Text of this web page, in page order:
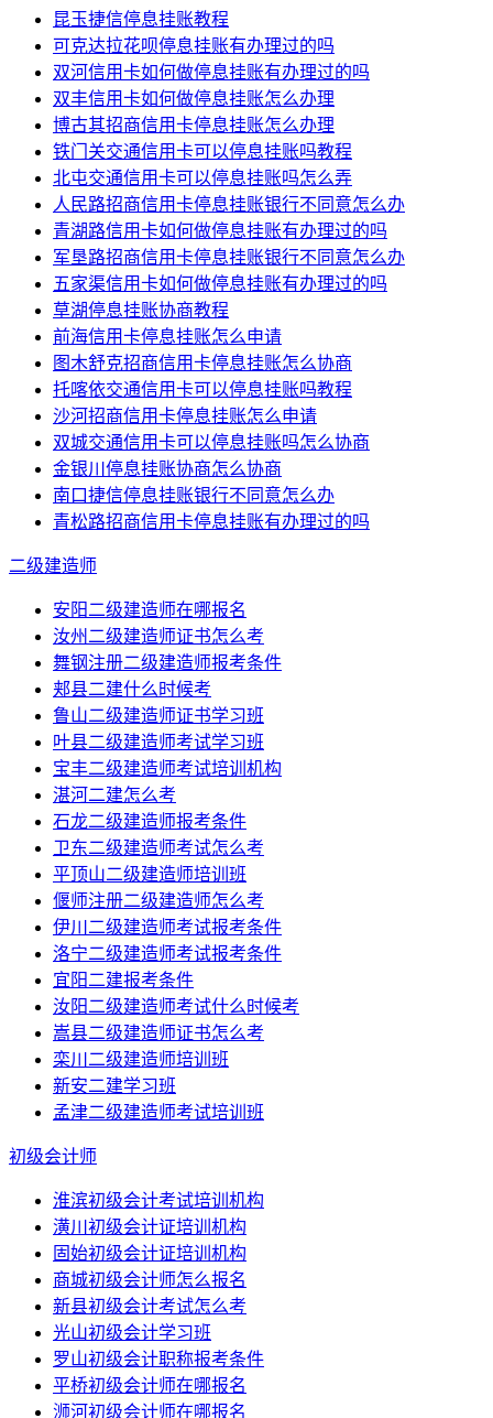
昆玉捷信停息挂账教程
可克达拉花呗停息挂账有办理过的吗
双河信用卡如何做停息挂账有办理过的吗
双丰信用卡如何做停息挂账怎么办理
博古其招商信用卡停息挂账怎么办理
铁门关交通信用卡可以停息挂账吗教程
北屯交通信用卡可以停息挂账吗怎么弄
人民路招商信用卡停息挂账银行不同意怎么办
青湖路信用卡如何做停息挂账有办理过的吗
军垦路招商信用卡停息挂账银行不同意怎么办
五家渠信用卡如何做停息挂账有办理过的吗
草湖停息挂账协商教程
前海信用卡停息挂账怎么申请
图木舒克招商信用卡停息挂账怎么协商
托喀依交通信用卡可以停息挂账吗教程
沙河招商信用卡停息挂账怎么申请
双城交通信用卡可以停息挂账吗怎么协商
金银川停息挂账协商怎么协商
南口捷信停息挂账银行不同意怎么办
青松路招商信用卡停息挂账有办理过的吗
二级建造师
安阳二级建造师在哪报名
汝州二级建造师证书怎么考
舞钢注册二级建造师报考条件
郏县二建什么时候考
鲁山二级建造师证书学习班
叶县二级建造师考试学习班
宝丰二级建造师考试培训机构
湛河二建怎么考
石龙二级建造师报考条件
卫东二级建造师考试怎么考
平顶山二级建造师培训班
偃师注册二级建造师怎么考
伊川二级建造师考试报考条件
洛宁二级建造师考试报考条件
宜阳二建报考条件
汝阳二级建造师考试什么时候考
嵩县二级建造师证书怎么考
栾川二级建造师培训班
新安二建学习班
孟津二级建造师考试培训班
初级会计师
淮滨初级会计考试培训机构
潢川初级会计证培训机构
固始初级会计证培训机构
商城初级会计师怎么报名
新县初级会计考试怎么考
光山初级会计学习班
罗山初级会计职称报考条件
平桥初级会计师在哪报名
浉河初级会计师在哪报名